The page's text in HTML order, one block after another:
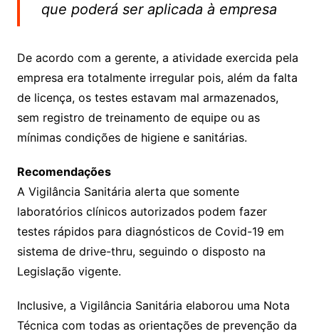
que poderá ser aplicada à empresa
De acordo com a gerente, a atividade exercida pela
empresa era totalmente irregular pois, além da falta
de licença, os testes estavam mal armazenados,
sem registro de treinamento de equipe ou as
mínimas condições de higiene e sanitárias.
Recomendações
A Vigilância Sanitária alerta que somente
laboratórios clínicos autorizados podem fazer
testes rápidos para diagnósticos de Covid-19 em
sistema de drive-thru, seguindo o disposto na
Legislação vigente.
Inclusive, a Vigilância Sanitária elaborou uma Nota
Técnica com todas as orientações de prevenção da